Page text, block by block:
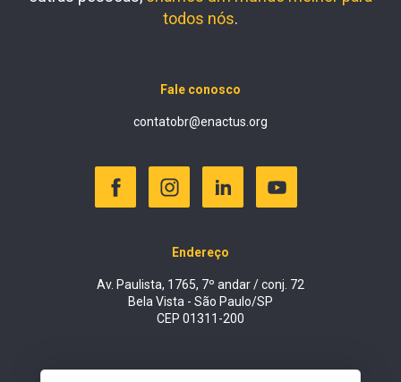
todos nós.
Fale conosco
contatobr@enactus.org
Endereço
Av. Paulista, 1765, 7º andar / conj. 72
Bela Vista - São Paulo/SP
CEP 01311-200